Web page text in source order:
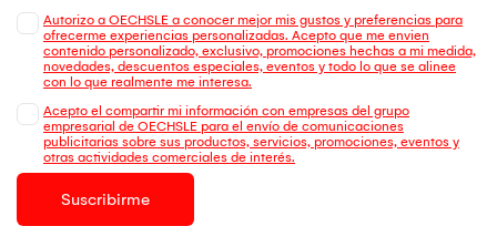
Autorizo a OECHSLE a conocer mejor mis gustos y preferencias para
ofrecerme experiencias personalizadas. Acepto que me envien
contenido personalizado, exclusivo, promociones hechas a mi medida,
novedades, descuentos especiales, eventos y todo lo que se alinee
con lo que realmente me interesa.
Acepto el compartir mi información con empresas del grupo
empresarial de OECHSLE para el envío de comunicaciones
publicitarias sobre sus productos, servicios, promociones, eventos y
otras actividades comerciales de interés.
Suscribirme